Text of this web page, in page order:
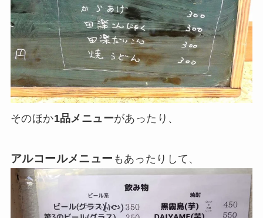
そのほか1品メニューがあったり、
アルコールメニュー もあったりして、